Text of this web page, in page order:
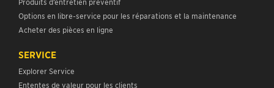
Options en libre-service pour les réparations et la maintenance
Acheter des pièces en ligne
SERVICE
Explorer Service
Ententes de valeur pour les clients